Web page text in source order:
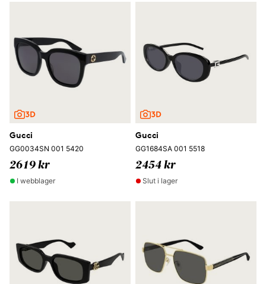
Gucci
GG0034SN 001 5420
2619 kr
I webblager
Gucci
GG1684SA 001 5518
2454 kr
Slut i lager